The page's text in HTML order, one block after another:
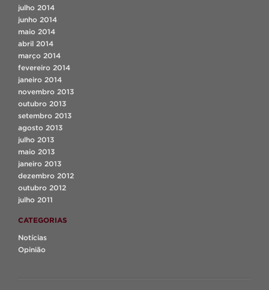
julho 2014
junho 2014
maio 2014
abril 2014
março 2014
fevereiro 2014
janeiro 2014
novembro 2013
outubro 2013
setembro 2013
agosto 2013
julho 2013
maio 2013
janeiro 2013
dezembro 2012
outubro 2012
julho 2011
CATEGORIAS
Notícias
Opinião